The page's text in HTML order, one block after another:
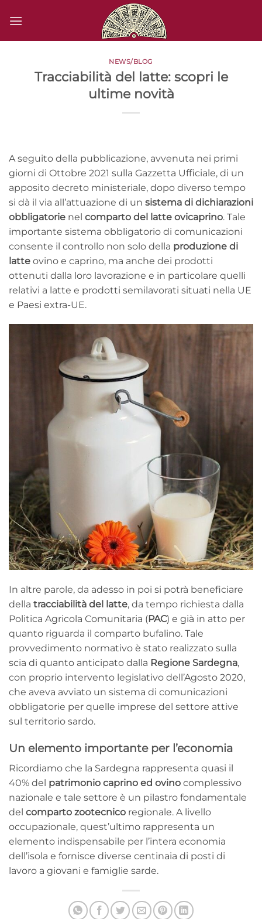
NEWS/BLOG
Tracciabilità del latte: scopri le
ultime novità
A seguito della pubblicazione, avvenuta nei primi
giorni di Ottobre 2021 sulla Gazzetta Ufficiale, di un
apposito decreto ministeriale, dopo diverso tempo
si dà il via all’attuazione di un sistema di dichiarazioni
obbligatorie nel comparto del latte ovicaprino. Tale
importante sistema obbligatorio di comunicazioni
consente il controllo non solo della produzione di
latte ovino e caprino, ma anche dei prodotti
ottenuti dalla loro lavorazione e in particolare quelli
relativi a latte e prodotti semilavorati situati nella UE
e Paesi extra-UE.
In altre parole, da adesso in poi si potrà beneficiare
della tracciabilità del latte, da tempo richiesta dalla
Politica Agricola Comunitaria (PAC) e già in atto per
quanto riguarda il comparto bufalino. Tale
provvedimento normativo è stato realizzato sulla
scia di quanto anticipato dalla Regione Sardegna,
con proprio intervento legislativo dell’Agosto 2020,
che aveva avviato un sistema di comunicazioni
obbligatorie per quelle imprese del settore attive
sul territorio sardo.
Un elemento importante per l’economia
Ricordiamo che la Sardegna rappresenta quasi il
40% del patrimonio caprino ed ovino complessivo
nazionale e tale settore è un pilastro fondamentale
del comparto zootecnico regionale. A livello
occupazionale, quest’ultimo rappresenta un
elemento indispensabile per l’intera economia
dell’isola e fornisce diverse centinaia di posti di
lavoro a giovani e famiglie sarde.